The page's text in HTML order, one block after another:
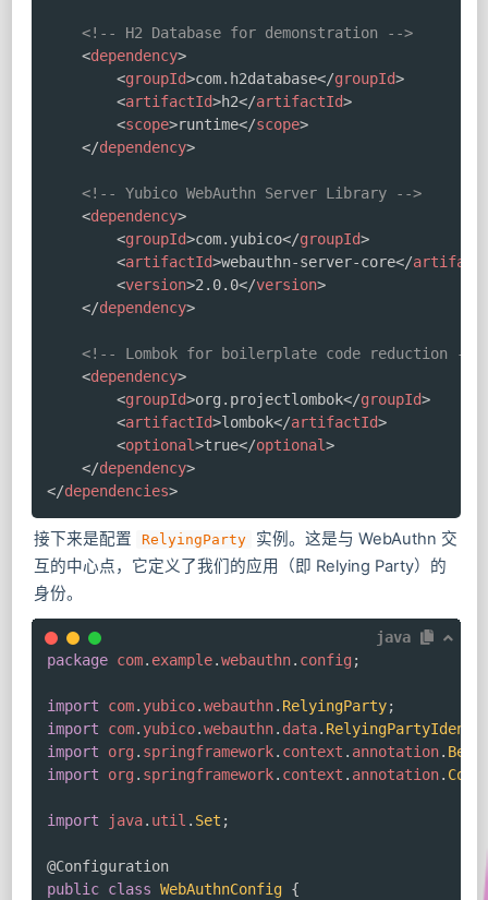
<!-- H2 Database for demonstration -->
<dependency>
<groupId>com.h2database</groupId>
<artifactId>h2</artifactId>
<scope>runtime</scope>
</dependency>
<!-- Yubico WebAuthn Server Library -->
<dependency>
<groupId>com.yubico</groupId>
<artifactId>webauthn-server-core</
<version>2.0.0</version>
</dependency>
<!-- Lombok for boilerplate code reduction -->
<dependency>
<groupId>org.projectlombok</groupId>
<artifactId>lombok</artifactId>
<optional>true</optional>
</dependency>
</dependencies>
接下来是配置 RelyingParty
实例。这是与 WebAuthn 交
互的中心点，它定义了我们的应用（即 Relying Party）的
身份。
java
package com. example.webauthn. config;
import com. yubico.webauthn. RelyingParty;
import
com. yubico.webauthn. data.
import
org. springframework. context . annotation. Bean
import
org. springframework. context . annotation.
import java. util . Set ;
@Configuration
public class WebAuthnConfig {